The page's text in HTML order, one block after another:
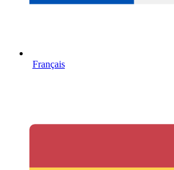
Français